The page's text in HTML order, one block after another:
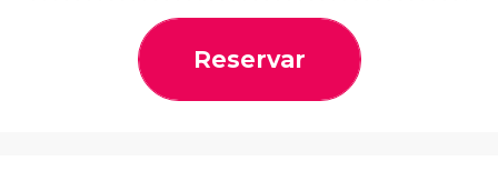
Reservar